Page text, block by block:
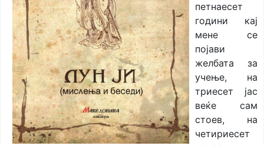
петнаесет
години кај
мене се
појави
желбата за
учење, на
триесет јас
веќе сам
стоев, на
четириесет